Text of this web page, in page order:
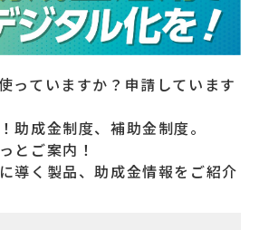
っていますか？申請しています
助成金制度、補助金制度。
とご案内！
導く製品、助成金情報をご紹介